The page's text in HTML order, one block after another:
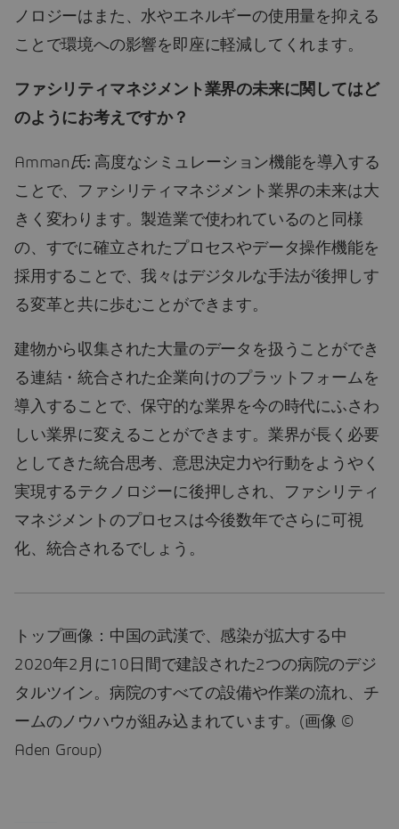
ノロジーはまた、水やエネルギーの使用量を抑える
ことで環境への影響を即座に軽減してくれます。
ファシリティマネジメント業界の未来に関してはど
のようにお考えですか？
Amman氏: 高度なシミュレーション機能を導入する
ことで、ファシリティマネジメント業界の未来は大
きく変わります。製造業で使われているのと同様
の、すでに確立されたプロセスやデータ操作機能を
採用することで、我々はデジタルな手法が後押しす
る変革と共に歩むことができます。
建物から収集された大量のデータを扱うことができ
る連結・統合された企業向けのプラットフォームを
導入することで、保守的な業界を今の時代にふさわ
しい業界に変えることができます。業界が長く必要
としてきた統合思考、意思決定力や行動をようやく
実現するテクノロジーに後押しされ、ファシリティ
マネジメントのプロセスは今後数年でさらに可視
化、統合されるでしょう。
トップ画像：中国の武漢で、感染が拡大する中
2020年2月に10日間で建設された2つの病院のデジ
タルツイン。病院のすべての設備や作業の流れ、チ
ームのノウハウが組み込まれています。(画像 ©
Aden Group)